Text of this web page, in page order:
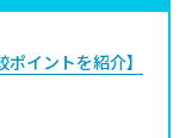
イントを紹介】